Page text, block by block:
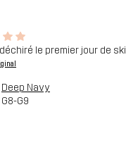
le premier jour de ski
Deep Navy
G8-G9